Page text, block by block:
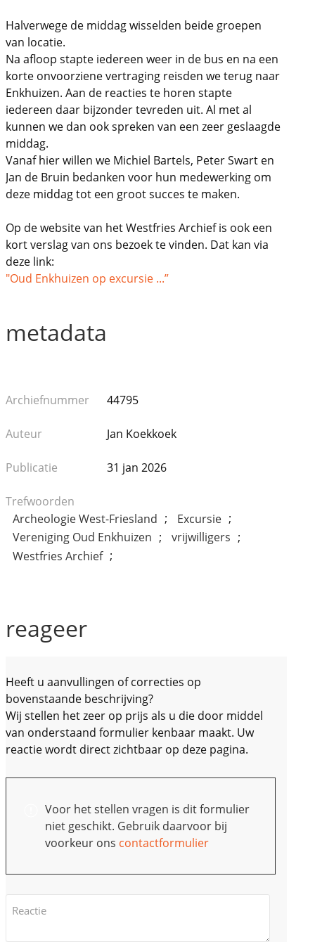
Halverwege de middag wisselden beide groepen
van locatie.
Na afloop stapte iedereen weer in de bus en na een
korte onvoorziene vertraging reisden we terug naar
Enkhuizen. Aan de reacties te horen stapte
iedereen daar bijzonder tevreden uit. Al met al
kunnen we dan ook spreken van een zeer geslaagde
middag.
Vanaf hier willen we Michiel Bartels, Peter Swart en
Jan de Bruin bedanken voor hun medewerking om
deze middag tot een groot succes te maken.
Op de website van het Westfries Archief is ook een
kort verslag van ons bezoek te vinden. Dat kan via
deze link:
"Oud Enkhuizen op excursie ...”
metadata
Archiefnummer 44795
Auteur Jan Koekkoek
Publicatie 31 jan 2026
Trefwoorden
Archeologie West-Friesland ; Excursie ;
Vereniging Oud Enkhuizen ; vrijwilligers ;
Westfries Archief ;
reageer
Heeft u aanvullingen of correcties op
bovenstaande beschrijving?
Wij stellen het zeer op prijs als u die door middel
van onderstaand formulier kenbaar maakt. Uw
reactie wordt direct zichtbaar op deze pagina.
Voor het stellen vragen is dit formulier
niet geschikt. Gebruik daarvoor bij
voorkeur ons contactformulier